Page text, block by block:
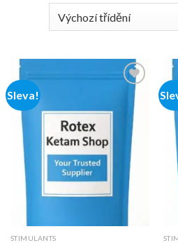
Sleva!
Add to
wishlist
STIMULANTS